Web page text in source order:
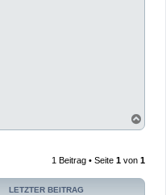
a
o
e
1 Beitrag • Seite 1 von 1
LETZTER BEITRAG